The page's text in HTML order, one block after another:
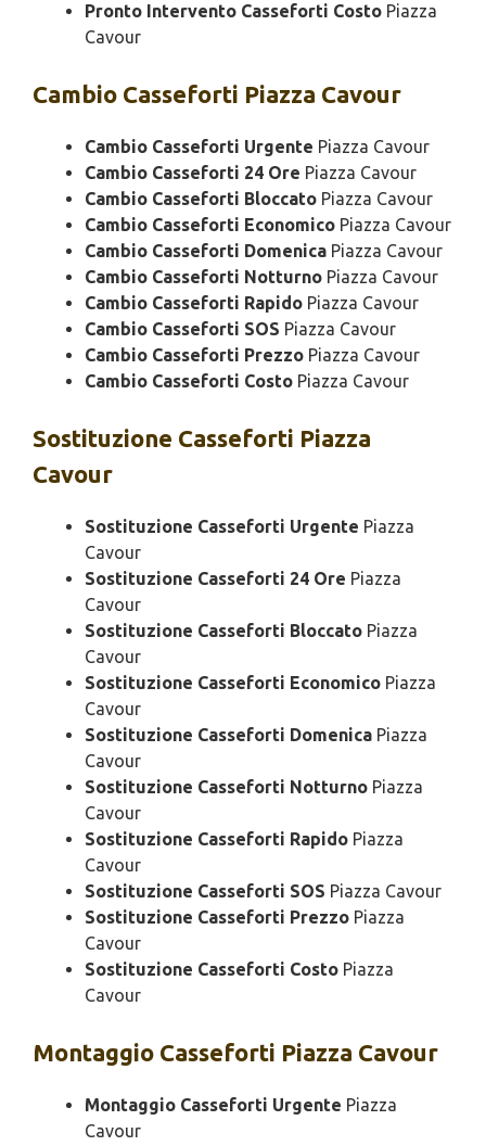
Pronto Intervento Casseforti Costo Piazza
Cavour
Cambio Casseforti Piazza Cavour
Cambio Casseforti Urgente Piazza Cavour
Cambio Casseforti 24 Ore Piazza Cavour
Cambio Casseforti Bloccato Piazza Cavour
Cambio Casseforti Economico Piazza Cavour
Cambio Casseforti Domenica Piazza Cavour
Cambio Casseforti Notturno Piazza Cavour
Cambio Casseforti Rapido Piazza Cavour
Cambio Casseforti SOS Piazza Cavour
Cambio Casseforti Prezzo Piazza Cavour
Cambio Casseforti Costo Piazza Cavour
Sostituzione Casseforti Piazza
Cavour
Sostituzione Casseforti Urgente Piazza
Cavour
Sostituzione Casseforti 24 Ore Piazza
Cavour
Sostituzione Casseforti Bloccato Piazza
Cavour
Sostituzione Casseforti Economico Piazza
Cavour
Sostituzione Casseforti Domenica Piazza
Cavour
Sostituzione Casseforti Notturno Piazza
Cavour
Sostituzione Casseforti Rapido Piazza
Cavour
Sostituzione Casseforti SOS Piazza Cavour
Sostituzione Casseforti Prezzo Piazza
Cavour
Sostituzione Casseforti Costo Piazza
Cavour
Montaggio Casseforti Piazza Cavour
Montaggio Casseforti Urgente Piazza
Cavour